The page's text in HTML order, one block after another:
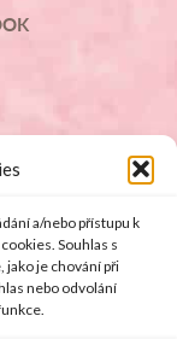
a/nebo přístupu k
Souhlas s
je chování při
nebo odvolání